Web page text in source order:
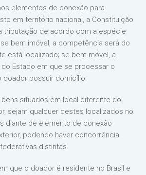
elementos de conexão para
em território nacional, a Constituição
tributação de acordo com a espécie
bem imóvel, a competência será do
está localizado; se bem móvel, a
Estado em que se processar o
doador possuir domicílio.
situados em local diferente do
sejam qualquer destes localizados no
diante de elemento de conexão
podendo haver concorrência
distintas.
que o doador é residente no Brasil e